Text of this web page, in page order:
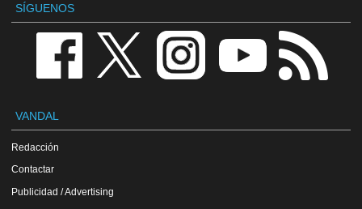
SÍGUENOS
VANDAL
Redacción
Contactar
Publicidad / Advertising